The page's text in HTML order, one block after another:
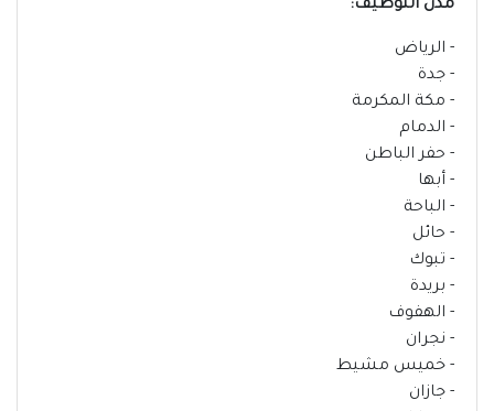
مدن التوظيف:
- الرياض
- جدة
- مكة المكرمة
- الدمام
- حفر الباطن
- أبها
- الباحة
- حائل
- تبوك
- بريدة
- الهفوف
- نجران
- خميس مشيط
- جازان